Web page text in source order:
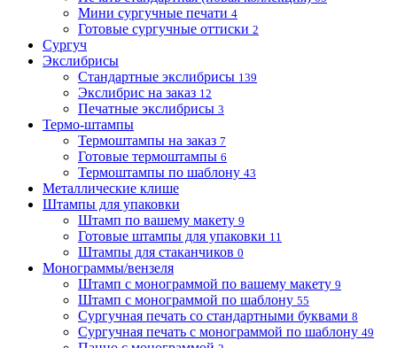
Мини сургучные печати 4
Готовые сургучные оттиски 2
Сургуч
Экслибрисы
Стандартные экслибрисы 139
Экслибрис на заказ 12
Печатные экслибрисы 3
Термо-штампы
Термоштампы на заказ 7
Готовые термоштампы 6
Термоштампы по шаблону 43
Металлические клише
Штампы для упаковки
Штамп по вашему макету 9
Готовые штампы для упаковки 11
Штампы для стаканчиков 0
Монограммы/вензеля
Штамп с монограммой по вашему макету 9
Штамп с монограммой по шаблону 55
Сургучная печать со стандартными буквами 8
Сургучная печать с монограммой по шаблону 49